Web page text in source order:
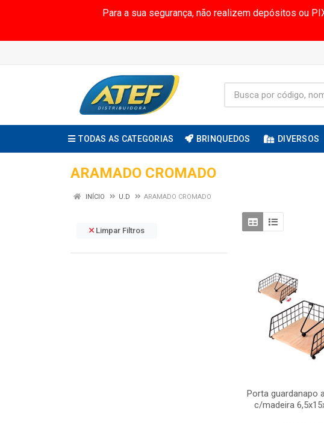
Para a sua segurança, não realizem depósitos ou
TODAS AS CATEGORIAS BRINQUEDOS DIVERSOS
ARAMADO CROMADO
INÍCIO U.D ARAMADO CROMADO
Limpar Filtros
Porta guardanapo
c/madeira